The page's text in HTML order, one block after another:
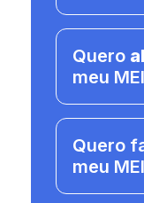
Quero
meu MEI
Quero
meu MEI